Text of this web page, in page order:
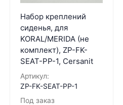
Набор креплений
сиденья, для
KORAL/MERIDA (не
комплект), ZP-FK-
SEAT-PP-1, Cersanit
Артикул:
ZP-FK-SEAT-PP-1
Под заказ